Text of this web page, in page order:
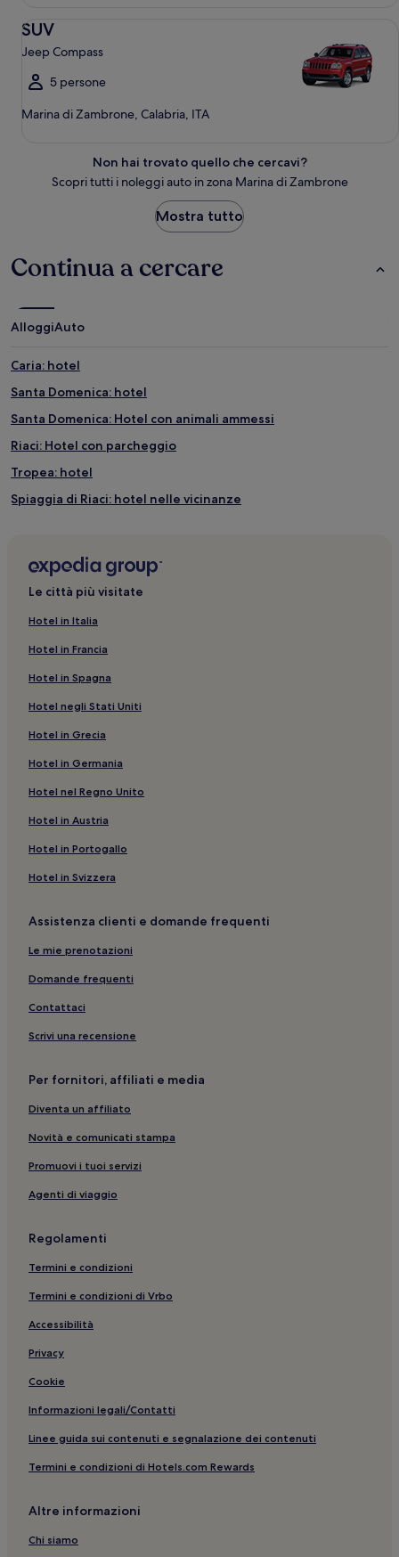
SUV
Jeep Compass
5 persone
Marina di Zambrone, Calabria, ITA
Non hai trovato quello che cercavi?
Scopri tutti i noleggi auto in zona Marina di Zambrone
Mostra tutto
Continua a cercare
AlloggiAuto
Caria: hotel
Santa Domenica: hotel
Santa Domenica: Hotel con animali ammessi
Riaci: Hotel con parcheggio
Tropea: hotel
Spiaggia di Riaci: hotel nelle vicinanze
Tropea: Hotel con palestra
Zambrone: Appartamenti
Tropea: hotel a 4 stelle
Porto di Tropea: hotel nelle vicinanze
Drapia: hotel
Marina di Zambrone: Hotel sulla spiaggia
Santa Domenica: Guest house
Tropea: Guest house
Tropea: Hotel sulla spiaggia
Zambrone: Hotel con animali ammessi
Briatico: Appartamenti
Santa Domenica: Hotel con parcheggio
Briatico: hotel
Tropea: Hotel con cucina
Affaccio del Corso: hotel nelle vicinanze
Brattirò: hotel
Zambrone: Hotel sulla spiaggia
Cessaniti: hotel
Cattedrale Normanna: hotel nelle vicinanze
Chiesa di San Nicola: hotel nelle vicinanze
Parghelia: Hotel con animali ammessi
Costa dei Monaci: hotel
Tropea: Appartamenti
Zambrone: hotel
Stazione di Tropea: hotel nelle vicinanze
Parghelia: Hotel con parcheggio
Parghelia: Hotel per famiglie
Tropea: Hotel LGBTQIA+
Vena: hotel
Triparni: hotel
Fitili: hotel
Le città più visitate
Hotel in Italia
Hotel in Francia
Hotel in Spagna
Hotel negli Stati Uniti
Hotel in Grecia
Hotel in Germania
Hotel nel Regno Unito
Hotel in Austria
Hotel in Portogallo
Hotel in Svizzera
Assistenza clienti e domande frequenti
Le mie prenotazioni
Domande frequenti
Contattaci
Scrivi una recensione
Per fornitori, affiliati e media
Diventa un affiliato
Novità e comunicati stampa
Promuovi i tuoi servizi
Agenti di viaggio
Regolamenti
Termini e condizioni
Termini e condizioni di Vrbo
Accessibilità
Privacy
Cookie
Informazioni legali/Contatti
Linee guida sui contenuti e segnalazione dei contenuti
Termini e condizioni di Hotels.com Rewards
Altre informazioni
Chi siamo